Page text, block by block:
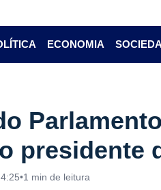
ECONOMIA
presidente
•1 min de leitura